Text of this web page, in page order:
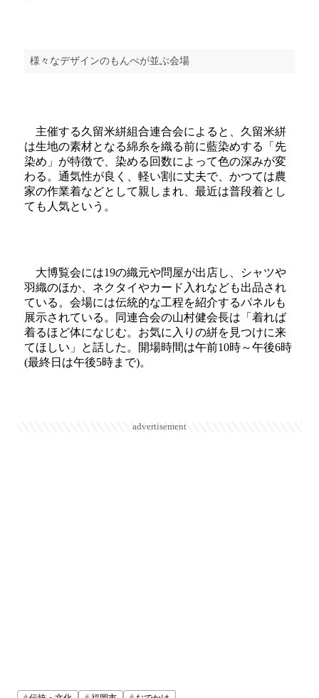
様々なデザインのもんぺが並ぶ会場
主催する久留米絣組合連合会によると、久留米絣
は生地の素材となる綿糸を織る前に藍染めする「先
染め」が特徴で、染める回数によって色の深みが変
わる。通気性が良く、軽い割に丈夫で、かつては農
家の作業着などとして親しまれ、最近は普段着とし
ても人気という。
大博覧会には19の織元や問屋が出店し、シャツや
羽織のほか、ネクタイやカード入れなども出品され
ている。会場には伝統的な工程を紹介するパネルも
展示されている。同連合会の山村健会長は「着れば
着るほど体になじむ。お気に入りの絣を見つけに来
てほしい」と話した。開場時間は午前10時～午後6時
(最終日は午後5時まで)。
advertisement